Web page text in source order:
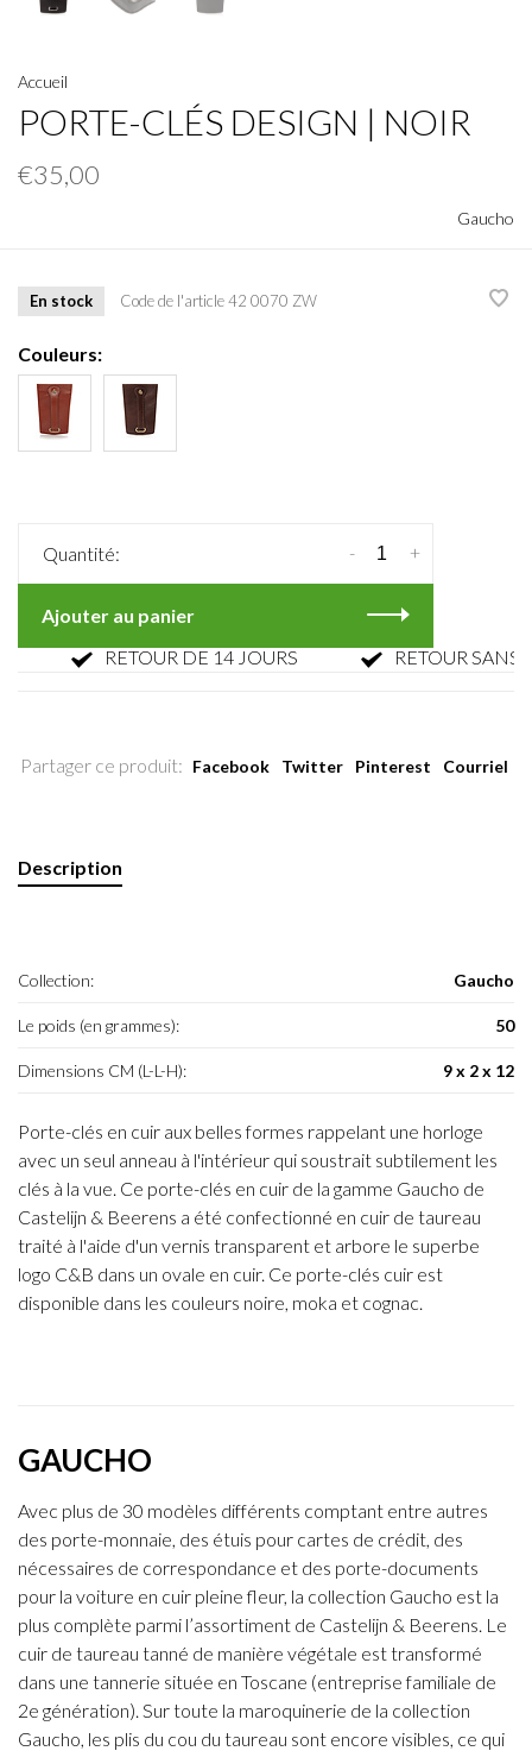
Accueil
PORTE-CLÉS DESIGN | NOIR
€35,00
Gaucho
En stock Code de l'article42 0070 ZW
Couleurs:
Quantité: +
-
Ajouter au panier
RETOUR DE 14 JOURS
RETOUR SANS
Partager ce produit: Facebook Twitter Pinterest Courriel
Description
Collection: Gaucho
Le poids (en grammes): 50
Dimensions CM (L-L-H): 9 x 2 x 12
Porte-clés en cuir aux belles formes rappelant une horloge
avec un seul anneau à l'intérieur qui soustrait subtilement les
clés à la vue. Ce porte-clés en cuir de la gamme Gaucho de
Castelijn & Beerens a été confectionné en cuir de taureau
traité à l'aide d'un vernis transparent et arbore le superbe
logo C&B dans un ovale en cuir. Ce porte-clés cuir est
disponible dans les couleurs noire, moka et cognac.
GAUCHO
Avec plus de 30 modèles différents comptant entre autres
des porte-monnaie, des étuis pour cartes de crédit, des
nécessaires de correspondance et des porte-documents
pour la voiture en cuir pleine fleur, la collection Gaucho est la
plus complète parmi l’assortiment de Castelijn & Beerens. Le
cuir de taureau tanné de manière végétale est transformé
dans une tannerie située en Toscane (entreprise familiale de
2e génération). Sur toute la maroquinerie de la collection
Gaucho, les plis du cou du taureau sont encore visibles, ce qui